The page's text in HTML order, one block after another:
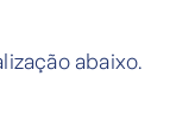
abaixo.